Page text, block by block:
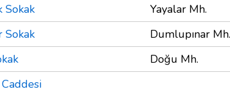
Sokak
Yayalar Mh.
Sokak
Dumlupınar Mh.
Doğu Mh.